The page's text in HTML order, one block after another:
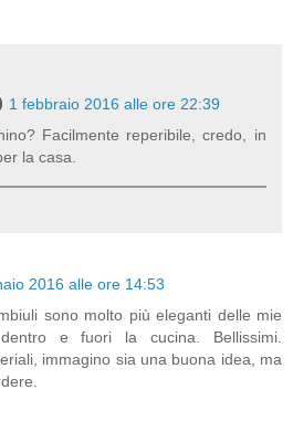
1 febbraio 2016 alle ore 22:39
Facilmente reperibile, credo, in
la casa.
2016 alle ore 14:53
sono molto più eleganti delle mie
e fuori la cucina. Bellissimi.
immagino sia una buona idea, ma